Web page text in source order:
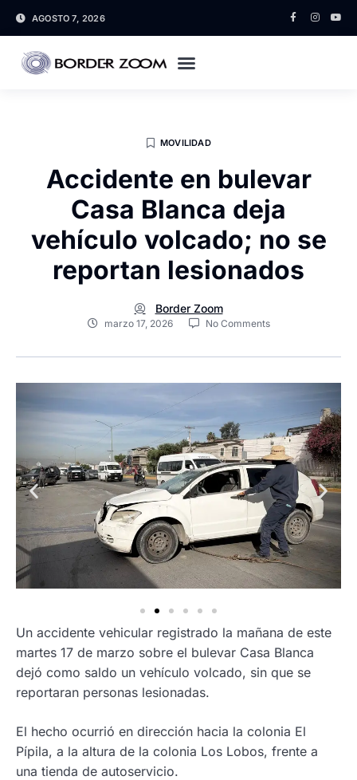
AGOSTO 7, 2026
MOVILIDAD
Accidente en bulevar
Casa Blanca deja
vehículo volcado; no se
reportan lesionados
Border Zoom
marzo 17, 2026 No Comments
Un accidente vehicular registrado la mañana de este
martes 17 de marzo sobre el bulevar Casa Blanca
dejó como saldo un vehículo volcado, sin que se
reportaran personas lesionadas.
El hecho ocurrió en dirección hacia la colonia El
Pípila, a la altura de la colonia Los Lobos, frente a
una tienda de autoservicio.